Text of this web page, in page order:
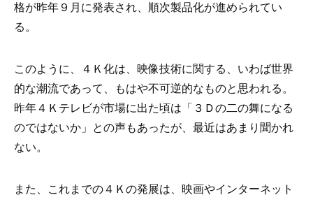
格が昨年９月に発表され、順次製品化が進められてい
る。
このように、４Ｋ化は、映像技術に関する、いわば世界
的な潮流であって、もはや不可逆的なものと思われる。
昨年４Ｋテレビが市場に出た頃は「３Ｄの二の舞になる
のではないか」との声もあったが、最近はあまり聞かれ
ない。
また、これまでの４Ｋの発展は、映画やインターネット